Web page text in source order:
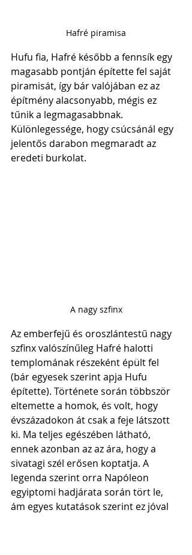
Hafré piramisa
Hufu fia, Hafré később a fennsík egy
magasabb pontján építette fel saját
piramisát, így bár valójában ez az
építmény alacsonyabb, mégis ez
tűnik a legmagasabbnak.
Különlegessége, hogy csúcsánál egy
jelentős darabon megmaradt az
eredeti burkolat.
A nagy szfinx
Az emberfejű és oroszlántestű nagy
szfinx valószínűleg Hafré halotti
templomának részeként épült fel
(bár egyesek szerint apja Hufu
építette). Története során többször
eltemette a homok, és volt, hogy
évszázadokon át csak a feje látszott
ki. Ma teljes egészében látható,
ennek azonban az az ára, hogy a
sivatagi szél erősen koptatja. A
legenda szerint orra Napóleon
egyiptomi hadjárata során tört le,
ám egyes kutatások szerint ez jóval